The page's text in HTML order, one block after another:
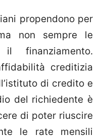
propendono per
non sempre le
finanziamento.
creditizia
di credito e
del richiedente è
di poter riuscire
le rate mensili